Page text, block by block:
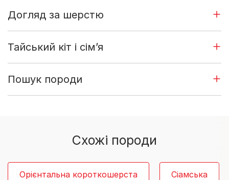
Догляд за шерстю
Тайський кіт і сім’я
Пошук породи
Схожі породи
Орієнтальна короткошерста Сіамська